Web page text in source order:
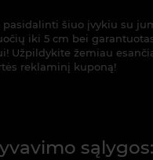
pasidalinti šiuo įvykiu su
iki 5 cm bei
Užpildykite žemiau
reklaminį kuponą!
sąlygos: